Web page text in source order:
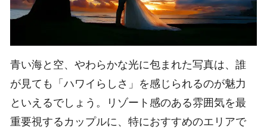
青い海と空、やわらかな光に包まれた写真は、誰
が見ても「ハワイらしさ」を感じられるのが魅力
といえるでしょう。リゾート感のある雰囲気を最
重要視するカップルに、特におすすめのエリアで